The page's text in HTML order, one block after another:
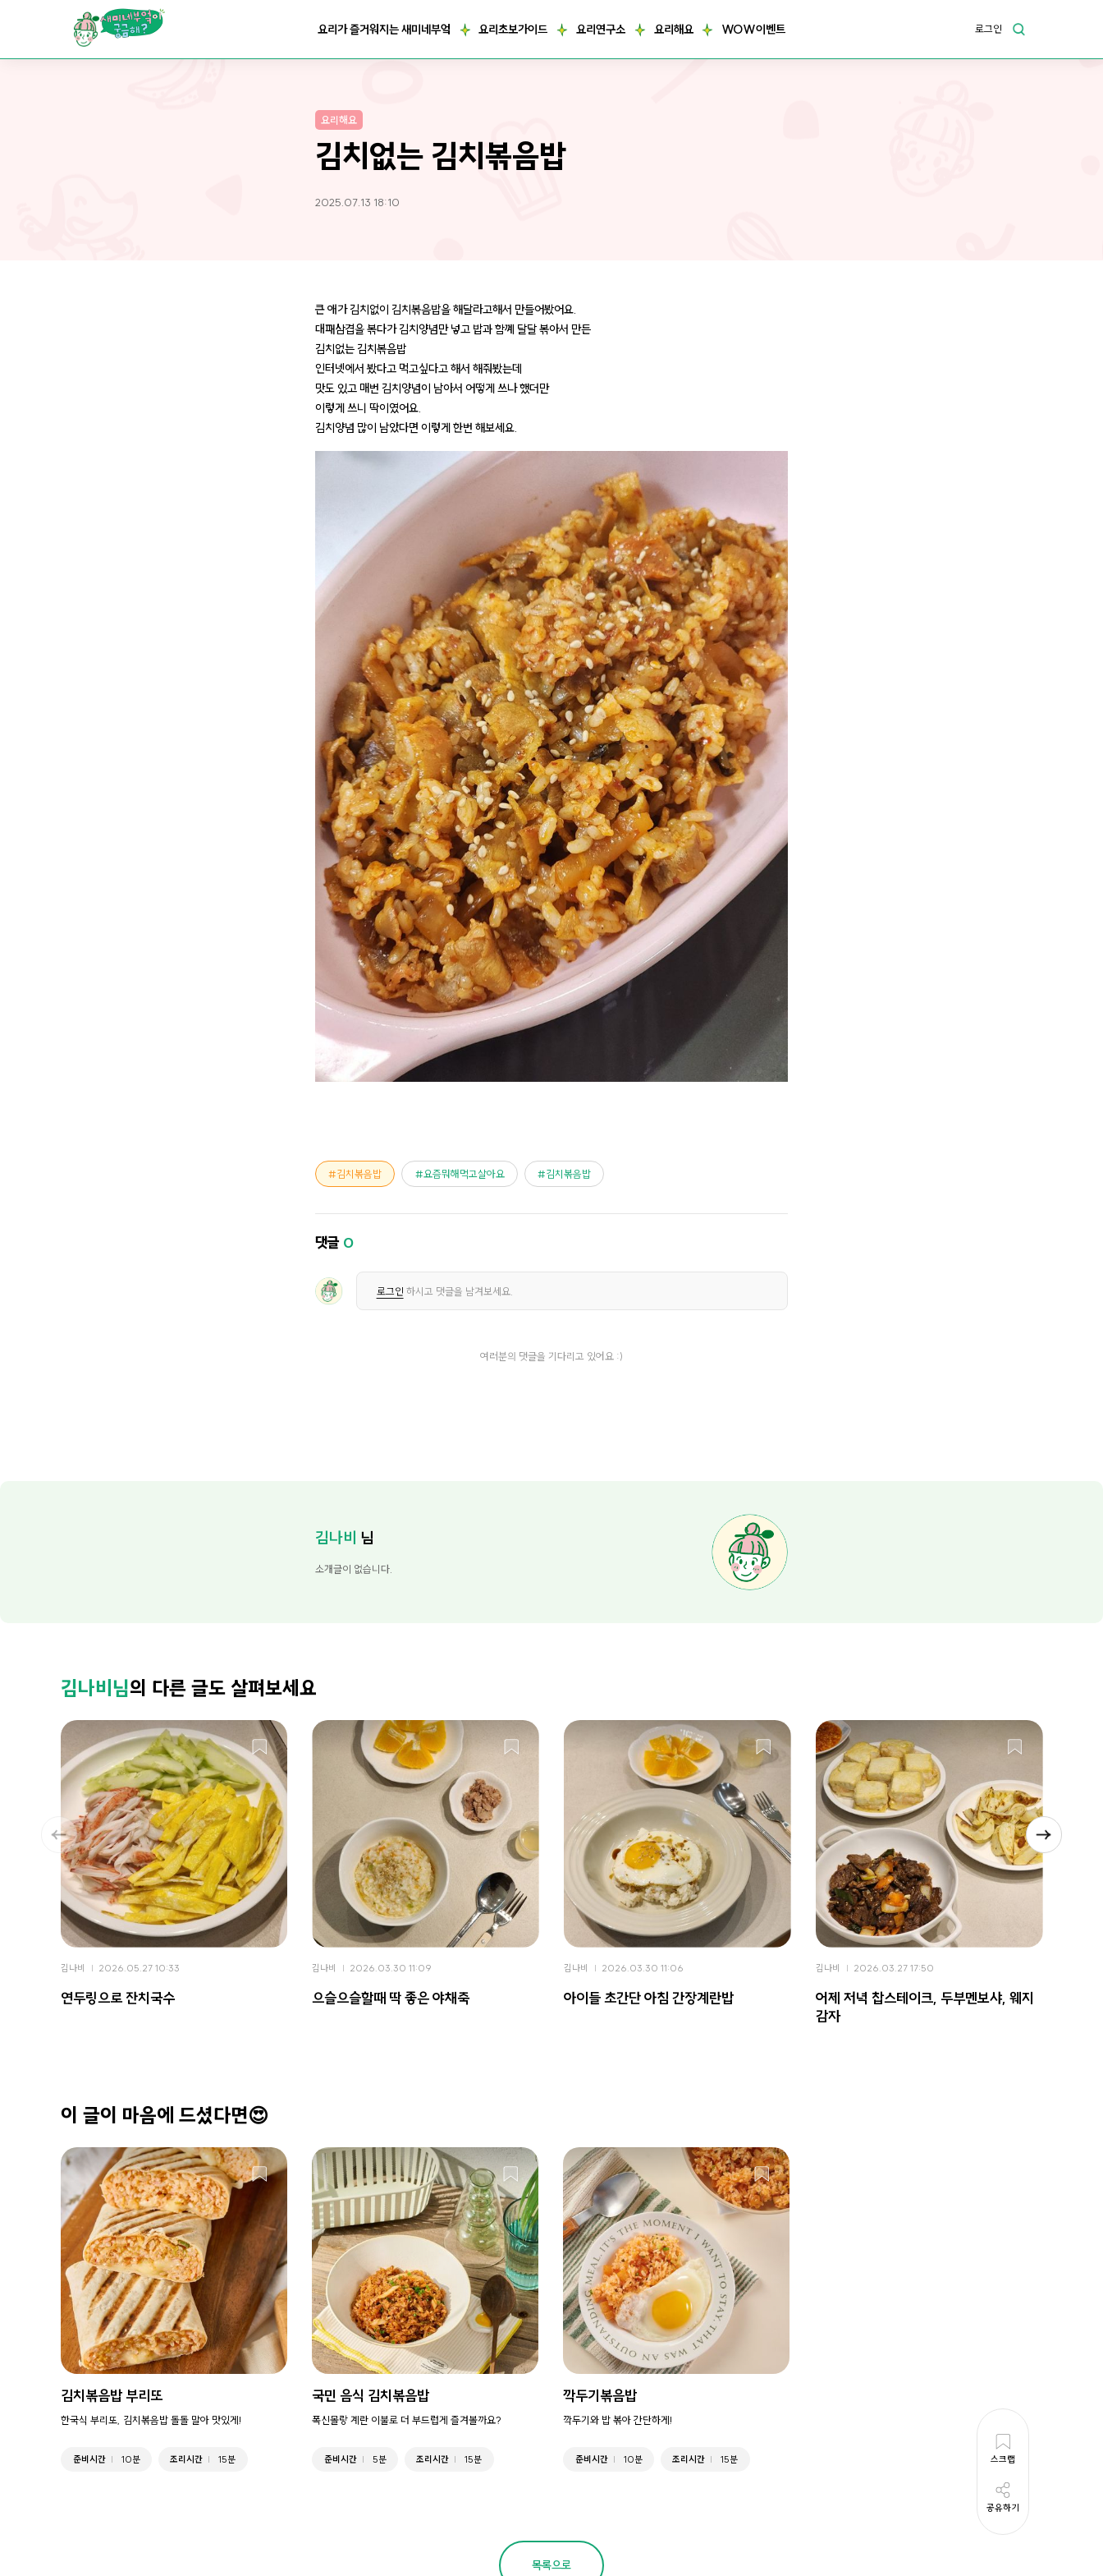
요리가 즐거워지는 새미네부엌 요리초보가이드 요리연구소 요리해요 WOW이벤트 로그인
스크랩
공유하기
요리해요
김치없는 김치볶음밥
2025.07.13 18:10
큰 애가 김치없이 김치볶음밥을 해달라고해서 만들어봤어요.
대패삼겹을 볶다가 김치양념만 넣고 밥과 함꼐 달달 볶아서 만든
김치없는 김치볶음밥
인터넷에서 봤다고 먹고싶다고 해서 해줘봤는데
맛도 있고 매번 김치양념이 남아서 어떻게 쓰나 했더만
이렇게 쓰니 딱이였어요.
김치양념 많이 남았다면 이렇게 한번 해보세요.
김치볶음밥 요즘뭐해먹고살아요 김치볶음밥
댓글 0
로그인 하시고 댓글을 남겨보세요.
여러분의 댓글을 기다리고 있어요 :)
김나비 님
소개글이 없습니다.
김나비님의 다른 글도 살펴보세요
김나비 2026.05.27 10:33
연두링으로 잔치국수
김나비 2026.03.30 11:09
으슬으슬할때 딱 좋은 야채죽
김나비 2026.03.30 11:06
아이들 초간단 아침 간장계란밥
김나비 2026.03.27 17:50
어제 저녁 찹스테이크, 두부멘보샤, 웨지
감자
이 글이 마음에 드셨다면😍
김치볶음밥 부리또
한국식 부리또, 김치볶음밥 돌돌 말아 맛있게!
준비시간 10분 조리시간 15분
국민 음식 김치볶음밥
폭신몰랑 계란 이불로 더 부드럽게 즐겨볼까요?
준비시간 5분 조리시간 15분
깍두기볶음밥
깍두기와 밥 볶아 간단하게!
준비시간 10분 조리시간 15분
목록으로